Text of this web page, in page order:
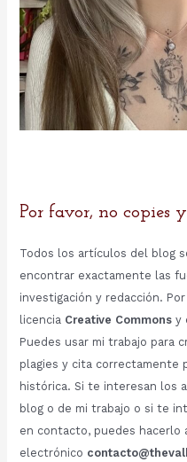
Por favor, no copies
Todos los artículos del blog
encontrar exactamente las
investigación y redacción.
licencia Creative Commonsy
Puedes usar mi trabajo para
plagies y cita correctamente
histórica. Si te interesan los
blog o de mi trabajo o si te
en contacto, puedes hacerlo
electrónico